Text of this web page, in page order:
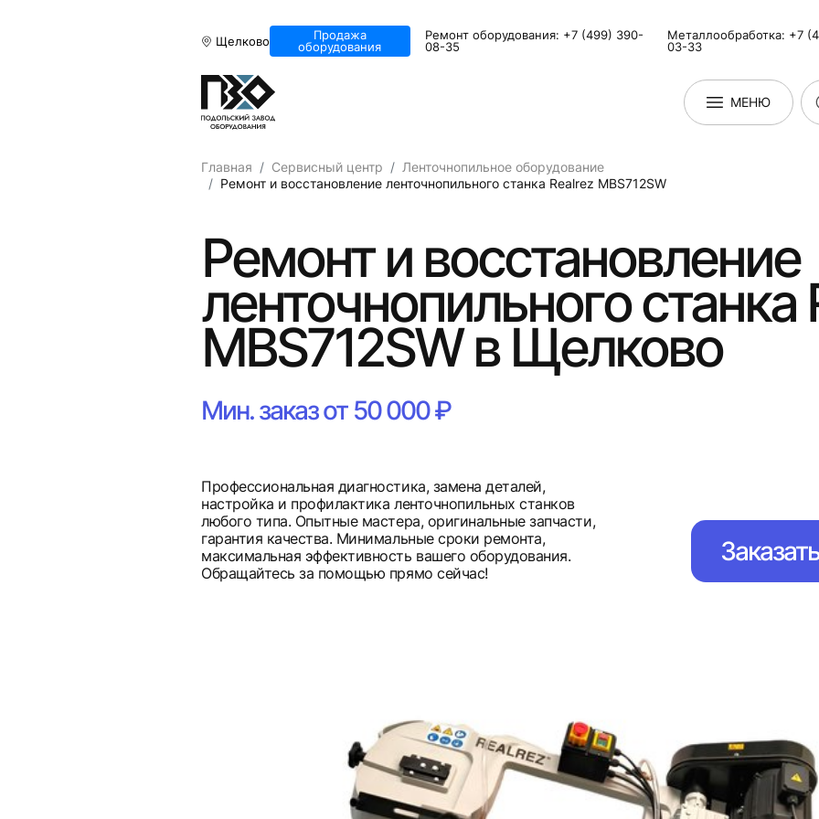
Щелково
Продажа
оборудования
Ремонт оборудования: +7 (499) 390-
08-35
Металлообработка: +7
03-33
МЕНЮ
Главная Сервисный центр
Ленточнопильное оборудование
Ремонт и восстановление ленточнопильного станка Realrez МВS712SW
Ремонт и восстановление
ленточнопильного станка
МВS712SW в Щелково
Мин. заказ от 50 000 ₽
Профессиональная диагностика, замена деталей,
настройка и профилактика ленточнопильных станков
любого типа. Опытные мастера, оригинальные запчасти,
гарантия качества. Минимальные сроки ремонта,
максимальная эффективность вашего оборудования.
Обращайтесь за помощью прямо сейчас!